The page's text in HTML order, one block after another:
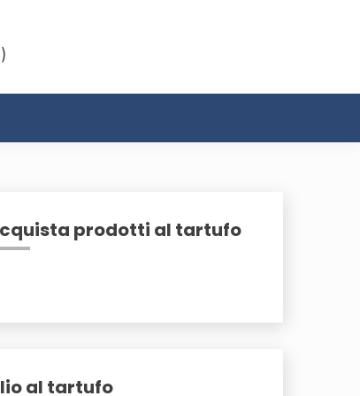
prodotti al tartufo
al tartufo